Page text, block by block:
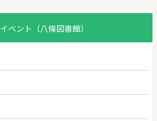
イベント（八條図書館）